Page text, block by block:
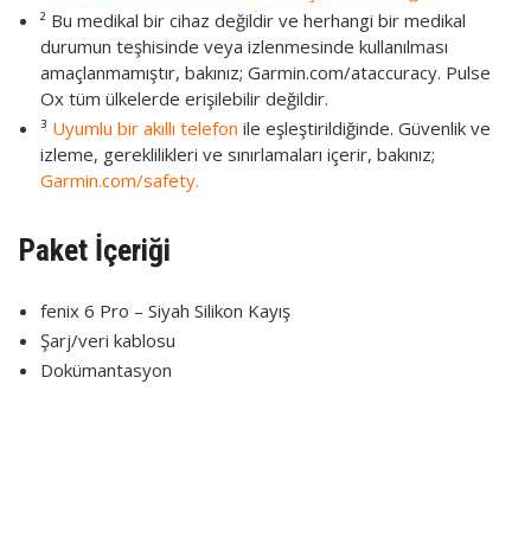
² Bu medikal bir cihaz değildir ve herhangi bir medikal
durumun teşhisinde veya izlenmesinde kullanılması
amaçlanmamıştır, bakınız; Garmin.com/ataccuracy. Pulse
Ox tüm ülkelerde erişilebilir değildir.
³ Uyumlu bir akıllı telefon ile eşleştirildiğinde. Güvenlik ve
izleme, gereklilikleri ve sınırlamaları içerir, bakınız;
Garmin.com/safety.
Paket İçeriği
fenix 6 Pro – Siyah Silikon Kayış
Şarj/veri kablosu
Dokümantasyon